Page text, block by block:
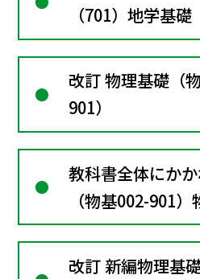
（701）地学基礎
改訂 物理基礎（
901）
教科書全体にかか
（物基002-901
改訂 新編物理基